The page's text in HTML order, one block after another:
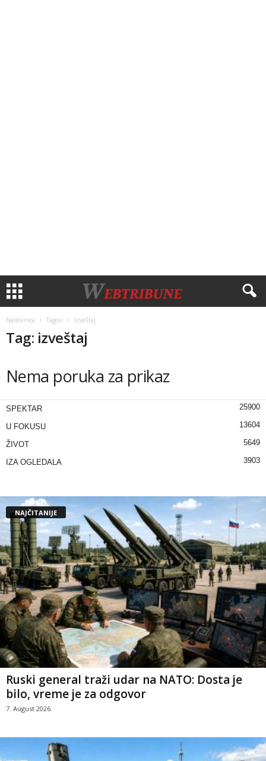
Naslovnica Tagovi Izveštaj
Tag: izveštaj
Nema poruka za prikaz
SPEKTAR 25900
U FOKUSU 13604
ŽIVOT 5649
IZA OGLEDALA 3903
NAJČITANIJE
Ruski general traži udar na NATO: Dosta je
bilo, vreme je za odgovor
7. August 2026.